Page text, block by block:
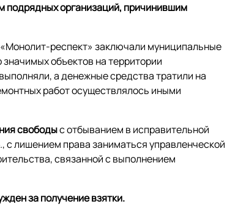
подрядных организаций, причинившим
респект» заключали муниципальные
объектов на территории
а денежные средства тратили на
работ осуществлялось иными
свободыс отбыванием в исправительной
лишением права заниматься управленческой
связанной с выполнением
за получение взятки.